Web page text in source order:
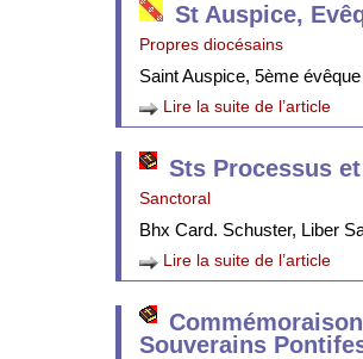
St Auspice,
Propres diocésains
Saint Auspice, 5ème
Lire la suite de l’article
Sts Processus
Sanctoral
Bhx Card. Schuster, Liber
Lire la suite de l’article
Souverains